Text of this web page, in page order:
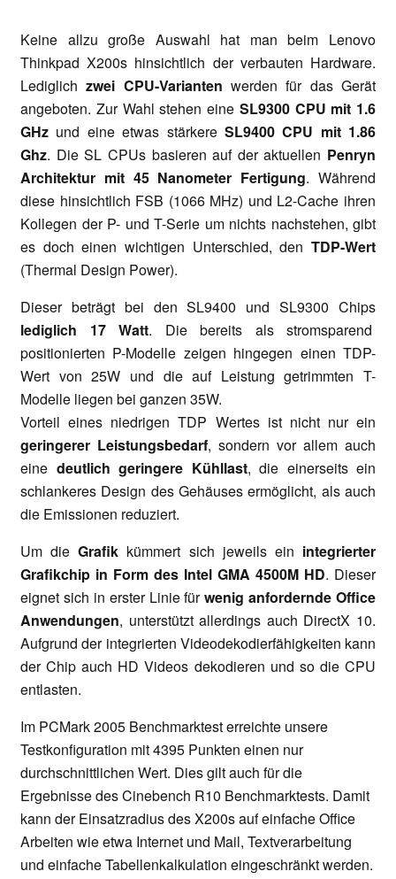
Keine allzu große Auswahl hat man beim Lenovo
Thinkpad X200s hinsichtlich der verbauten Hardware.
Lediglichzwei CPU-Varianten werden für das Gerät
angeboten. Zur Wahl stehen eine SL9300 CPU mit 1.6
GHz und eine etwas stärkere SL9400 CPU mit 1.86
Ghz. Die SL CPUs basieren auf der aktuellen Penryn
Architektur mit 45 Nanometer Fertigung. Während
diese hinsichtlich FSB (1066 MHz) und L2-Cache ihren
Kollegen der P- und T-Serie um nichts nachstehen, gibt
es doch einen wichtigen Unterschied, den TDP-Wert
(Thermal Design Power).
Dieser beträgt bei den SL9400 und SL9300 Chips
lediglich 17 Watt. Die bereits als stromsparend
positionierten P-Modelle zeigen hingegen einen TDP-
Wert von 25W und die auf Leistung getrimmten T-
Modelle liegen bei ganzen 35W.
Vorteil eines niedrigen TDP Wertes ist nicht nur ein
geringerer Leistungsbedarf, sondern vor allem auch
eine deutlich geringere Kühllast, die einerseits ein
schlankeres Design des Gehäuses ermöglicht, als auch
die Emissionen reduziert.
Um dieGrafik kümmert sich jeweils ein integrierter
Grafikchip in Form des Intel GMA 4500M HD. Dieser
eignet sich in erster Linie fürwenig anfordernde Office
Anwendungen, unterstützt allerdings auch DirectX 10.
Aufgrund der integrierten Videodekodierfähigkeiten kann
der Chip auch HD Videos dekodieren und so die CPU
entlasten.
Im PCMark 2005 Benchmarktest erreichte unsere
Testkonfiguration mit 4395 Punkten einen nur
durchschnittlichen Wert. Dies gilt auch für die
Ergebnisse des Cinebench R10 Benchmarktests. Damit
kann der Einsatzradius des X200s auf einfache Office
Arbeiten wie etwa Internet und Mail, Textverarbeitung
und einfache Tabellenkalkulation eingeschränkt werden.